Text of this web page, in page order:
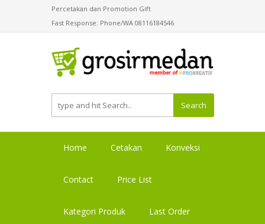
Percetakan dan Promotion Gift
Fast Response: Phone/WA 08116184546
Search
Home Cetakan Konveksi
Contact Price List
Kategori Produk Last Order